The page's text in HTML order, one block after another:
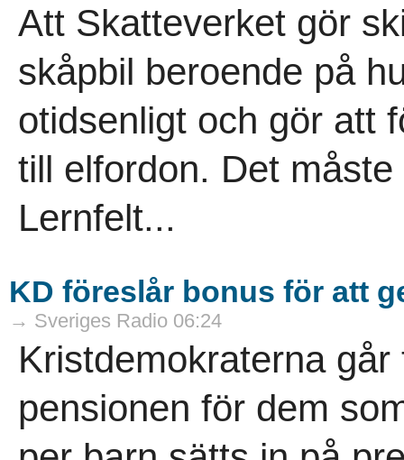
Att Skatteverket gör
skåpbil beroende på
otidsenligt och gör att
till elfordon. Det
Lernfelt...
KD föreslår bonus för att
→ Sveriges Radio 06:24
Kristdemokraterna
pensionen för dem